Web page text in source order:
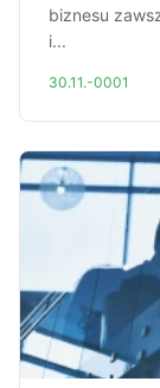
biznesu
i...
30.11.-0001